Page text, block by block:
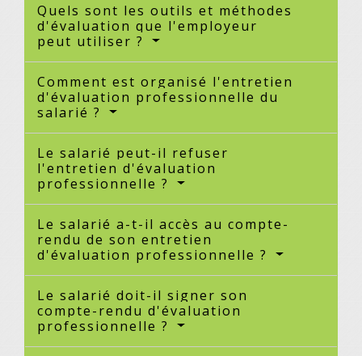
Quels sont les outils et méthodes
d'évaluation que l'employeur
peut utiliser ?
Comment est organisé l'entretien
d'évaluation professionnelle du
salarié ?
Le salarié peut-il refuser
l'entretien d'évaluation
professionnelle ?
Le salarié a-t-il accès au compte-
rendu de son entretien
d'évaluation professionnelle ?
Le salarié doit-il signer son
compte-rendu d'évaluation
professionnelle ?